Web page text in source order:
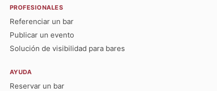
PROFESIONALES
Referenciar un bar
Publicar un evento
Solución de visibilidad para bares
AYUDA
Reservar un bar